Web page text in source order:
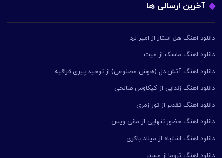
آخرین ارسالی ها
دانلود اهنگ هل استار از امیر لرد
دانلود اهنگ ماسک از میث
دانلود اهنگ آتش دل (هوش مصنوعی) از توحید پیری قراقیه
دانلود اهنگ زندایی از کیکاوس صالحی
دانلود اهنگ تقدیر از تور زمری
دانلود اهنگ حضور تنهایی از مانی ویس
دانلود اهنگ اشتباه از میلاد باکری
دانلود اهنگ تروما از مستر